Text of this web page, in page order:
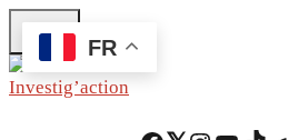
Skip
to
main
FR